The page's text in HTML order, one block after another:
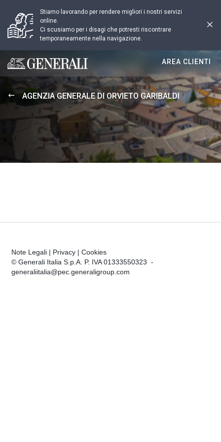
Stiamo lavorando per rendere migliori i nostri servizi
online.
Ci scusiamo per i disagi che potresti riscontrare
temporaneamente nella navigazione.
Generali logo
AREA CLIENTI
AGENZIA GENERALE DI ORVIETO GARIBALDI
Note Legali | Privacy | Cookies
© Generali Italia S.p.A. P. IVA 01333550323 -
generaliitalia@pec.generaligroup.com